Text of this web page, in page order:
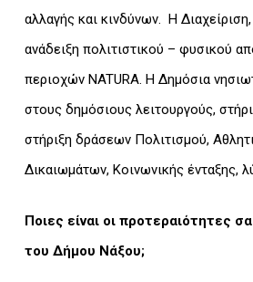
αλλαγής και κινδύνων. Η
ανάδειξη πολιτιστικού – φυσικού
περιοχών NATURA. Η Δημόσια
στους δημόσιους λειτουργούς,
στήριξη δράσεων Πολιτισμού,
Δικαιωμάτων, Κοινωνικής ένταξης,
Ποιες είναι οι προτεραιότητες
του Δήμου Νάξου;